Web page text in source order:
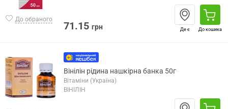
До обраного
71.15 грн Де є До кошика
Вінілін рідина нашкірна банка 50г
Вітаміни (Україна)
ВІНІЛІН